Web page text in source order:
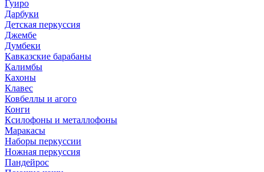
Гуиро
Дарбуки
Детская перкуссия
Джембе
Думбеки
Кавказские барабаны
Калимбы
Кахоны
Клавес
Ковбеллы и агого
Конги
Ксилофоны и металлофоны
Маракасы
Наборы перкуссии
Ножная перкуссия
Пандейрос